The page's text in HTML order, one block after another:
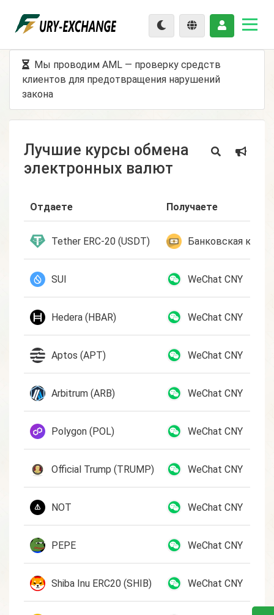
Мы проводим AML — проверку средств
клиентов для предотвращения нарушений
закона
Лучшие курсы обмена
электронных валют
Отдаете Получаете
Tether ERC-20 (USDT) Банковская карта
SUI WeChat CNY
Hedera (HBAR) WeChat CNY
Aptos (APT) WeChat CNY
Arbitrum (ARB) WeChat CNY
Polygon (POL) WeChat CNY
Official Trump (TRUMP) WeChat CNY
NOT WeChat CNY
PEPE WeChat CNY
Shiba Inu ERC20 (SHIB) WeChat CNY